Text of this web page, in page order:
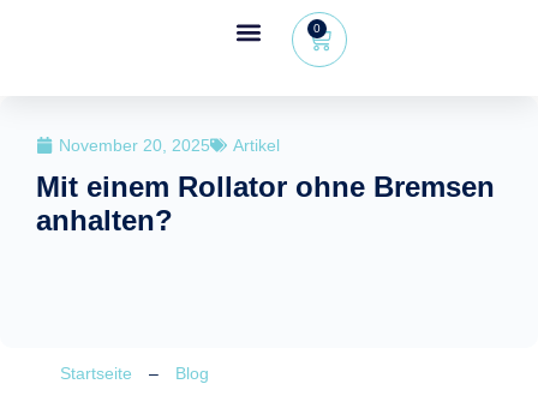
0
November 20, 2025 Artikel
Mit einem Rollator ohne Bremsen
anhalten?
Startseite – Blog